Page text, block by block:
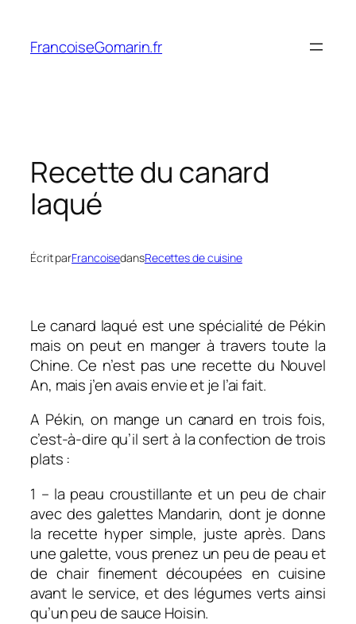
contenu
FrancoiseGomarin.fr
Recette du canard
laqué
Écrit parFrancoisedansRecettes de cuisine
Le canard laqué est une spécialité de Pékin
mais on peut en manger à travers toute la
Chine. Ce n’est pas une recette du Nouvel
An, mais j’en avais envie et je l’ai fait.
A Pékin, on mange un canard en trois fois,
c’est-à-dire qu’il sert à la confection de trois
plats :
1 – la peau croustillante et un peu de chair
avec des galettes Mandarin, dont je donne
la recette hyper simple, juste après. Dans
une galette, vous prenez un peu de peau et
de chair finement découpées en cuisine
avant le service, et des légumes verts ainsi
qu’un peu de sauce Hoisin.